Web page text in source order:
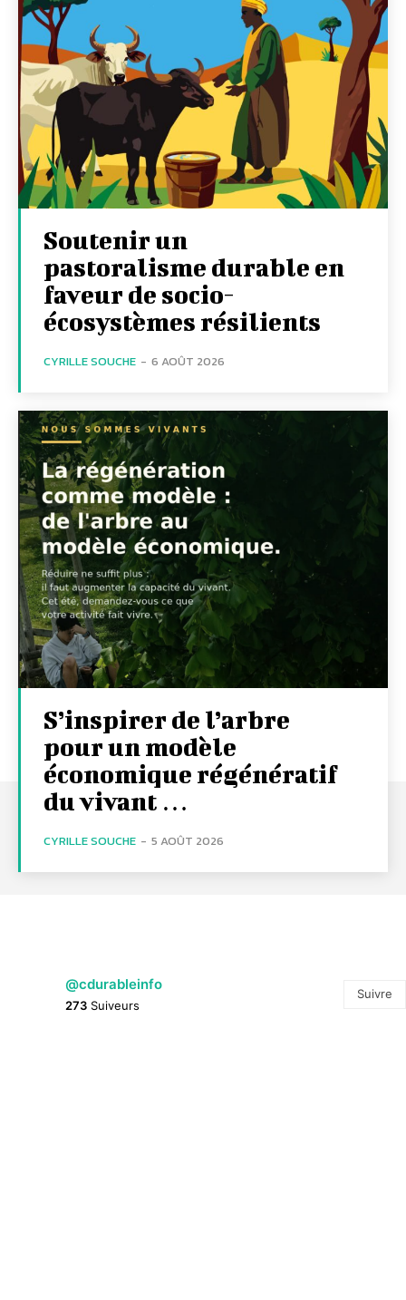
Soutenir un
pastoralisme durable en
faveur de socio-
écosystèmes résilients
CYRILLE SOUCHE - 6 AOÛT 2026
S’inspirer de l’arbre
pour un modèle
économique régénératif
du vivant …
CYRILLE SOUCHE - 5 AOÛT 2026
@cdurableinfo
273 Suiveurs
Suivre